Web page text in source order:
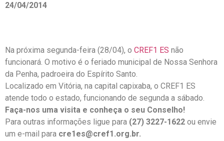
24/04/2014
Na próxima segunda-feira (28/04), o CREF1 ES não
funcionará. O motivo é o feriado municipal de Nossa Senhora
da Penha, padroeira do Espírito Santo.
Localizado em Vitória, na capital capixaba, o CREF1 ES
atende todo o estado, funcionando de segunda a sábado.
Faça-nos uma visita e conheça o seu Conselho!
Para outras informações ligue para (27) 3227-1622 ou envie
um e-mail para cre1es@cref1.org.br.